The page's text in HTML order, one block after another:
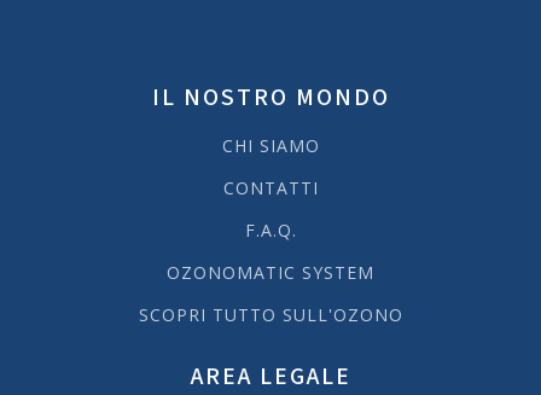
IL NOSTRO MONDO
CHI SIAMO
CONTATTI
F.A.Q.
OZONOMATIC SYSTEM
SCOPRI TUTTO SULL'OZONO
AREA LEGALE